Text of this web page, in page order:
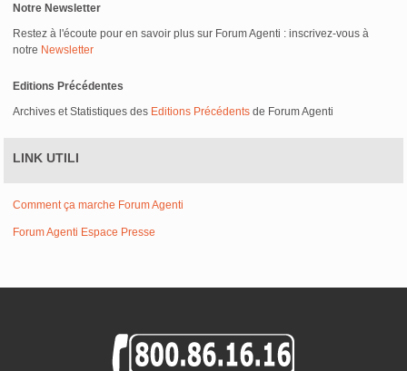
Notre Newsletter
Restez à l'écoute pour en savoir plus sur Forum Agenti : inscrivez-vous à
notre Newsletter
Editions Précédentes
Archives et Statistiques des Editions Précédents de Forum Agenti
LINK UTILI
Comment ça marche Forum Agenti
Forum Agenti Espace Presse